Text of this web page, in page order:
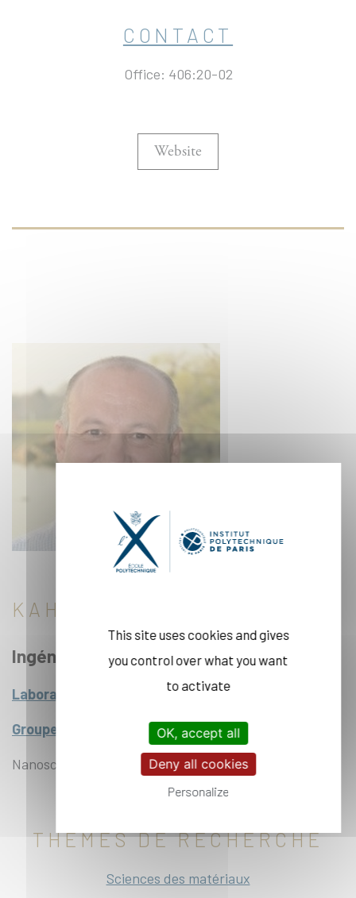
CONTACT
Office: 406:20-02
Website
KAHLID LAHLIL
Ingénieur de Recherche
Laboratoire de Physique de la Matière Condensée
Groupe de chimie du solide
Nanosciences, Chimie de surface
THÈMES DE RECHERCHE
Sciences des matériaux
This site uses cookies and gives
you control over what you want
to activate
OK, accept all
Deny all cookies
Personalize